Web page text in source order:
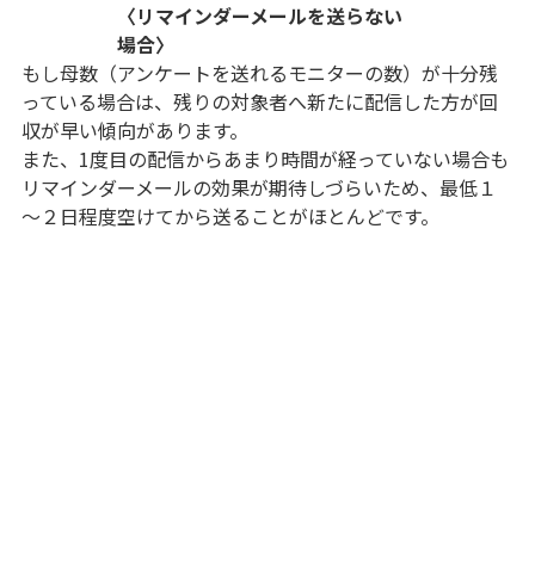
〈リマインダーメールを送らない
場合〉
もし母数（アンケートを送れるモニターの数）が十分残
っている場合は、残りの対象者へ新たに配信した方が回
収が早い傾向があります。
また、1度目の配信からあまり時間が経っていない場合も
リマインダーメールの効果が期待しづらいため、最低１
～２日程度空けてから送ることがほとんどです。